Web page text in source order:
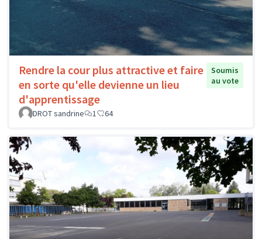
Rendre la cour plus attractive et faire
en sorte qu'elle devienne un lieu
d'apprentissage
Soumis
au vote
DROT sandrine 1 64